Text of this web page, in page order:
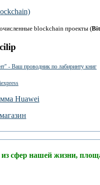
blockchain проекты (
- Ваш проводник по лабиринту книг
Huawei
сфер нашей жизни,